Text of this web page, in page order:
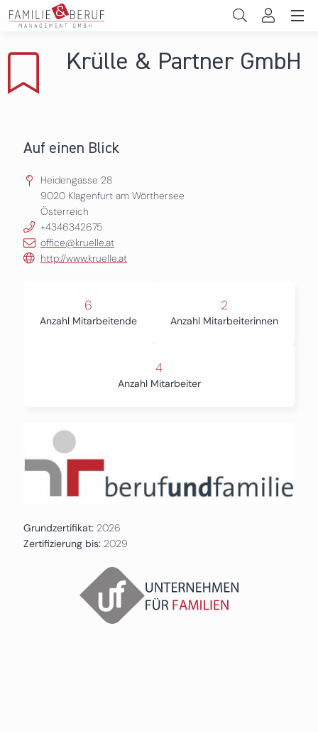
Direkt zum Inhalt
Gemeinden
Persönliche Vereinbarkeit
Das sind wir
News & Events
Krülle & Partner GmbH
Auf einen Blick
Heidengasse 28
9020 Klagenfurt am Wörthersee
Österreich
+4346342675
office@kruelle.at
http://www.kruelle.at
6
Anzahl Mitarbeitende
2
Anzahl Mitarbeiterinnen
4
Anzahl Mitarbeiter
Grundzertifikat: 2026
Zertifizierung bis: 2029